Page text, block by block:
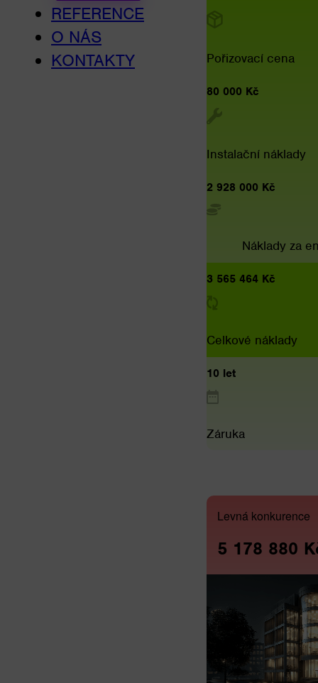
REFERENCE
O NÁS
KONTAKTY
Pořizovací cena
80 000 Kč
Instalační náklady
2 928 000 Kč
Náklady za
3 565 464 Kč
Celkové náklady
10 let
Záruka
Levná konkurence
5 178 880